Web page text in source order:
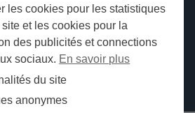
les cookies pour les statistiques
et les cookies pour la
des publicités et connections
sociaux. En savoir plus
du sitedu site
anonymes